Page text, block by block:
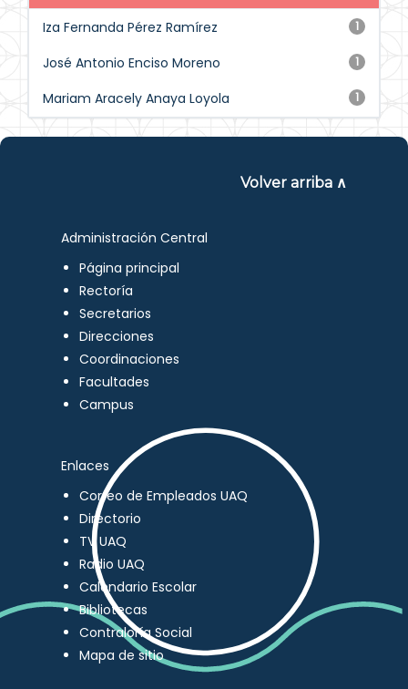
1
Iza Fernanda Pérez Ramírez
1
José Antonio Enciso Moreno
1
Mariam Aracely Anaya Loyola
Volver arriba ∧
Administración Central
Página principal
Rectoría
Secretarios
Direcciones
Coordinaciones
Facultades
Campus
Enlaces
Correo de Empleados UAQ
Directorio
TV UAQ
Radio UAQ
Calendario Escolar
Bibliotecas
Contraloría Social
Mapa de sitio